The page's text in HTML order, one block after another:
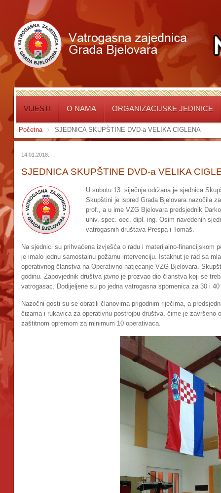
VIJESTI O NAMA ORGANIZACIJSKE JEDINICE
Početna SJEDNICA SKUPŠTINE DVD-a VELIKA CIGLENA
14.01.2018.
SJEDNICA SKUPŠTINE DVD-a VELIKA
U subotu 13. siječnja održana je sjednica
Skupštini je ispred Grada Bjelovara nazočila
prof., a u ime VZG Bjelovara predsjednik
univ. spec. oec. dipl. ing. Osim navedenih
vatrogasnih društava Prespa i Tomaš.
Na sjednici su prihvaćena izvješća o radu i materijalno-financijskom
je imalo jednu samostalnu požarnu intervenciju. Istaknut je rad sa
operativnog članstva na Operativno natjecanje VZG Bjelovara.
godinu. Zapovjednik društva javno je prozvao dio članstva koji se
vatrogasac. Dodijeljene su po jedna vatrogasna spomenica za 30 i 40
Nazočni gosti su se obratili članovima prigodnim riječima, a
čizama i rukavica za operativnu postrojbu društva, čime je završeno
zaštitnom opremom za minimum 10 operativaca.